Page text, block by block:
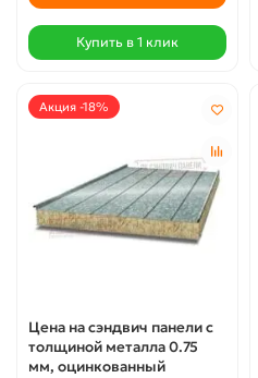
Купить в 1 клик
Акция -18%
Цена на сэндвич панели с
толщиной металла 0.75
мм, оцинкованный